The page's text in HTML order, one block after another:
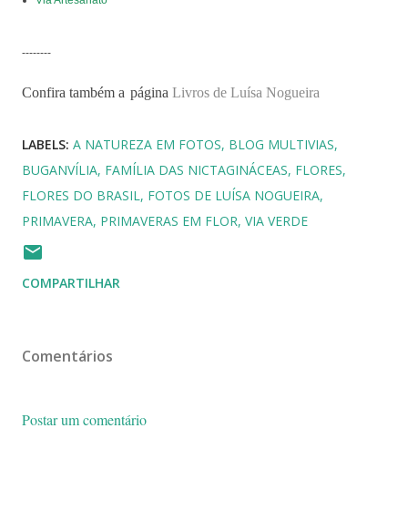
--------
Confira também a página Livros de Luísa Nogueira
LABELS: A NATUREZA EM FOTOS BLOG MULTIVIAS
BUGANVÍLIA FAMÍLIA DAS NICTAGINÁCEAS FLORES
FLORES DO BRASIL FOTOS DE LUÍSA NOGUEIRA
PRIMAVERA PRIMAVERAS EM FLOR VIA VERDE
COMPARTILHAR
Comentários
Postar um comentário